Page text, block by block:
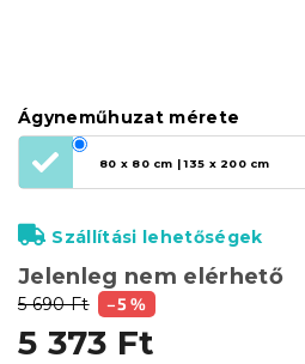
5 690 Ft –5 %
5 373 Ft
Jelenleg nem elérhető
Ágyneműhuzat mérete
80 x 80 cm | 135 x 200 cm
Szállítási lehetőségek